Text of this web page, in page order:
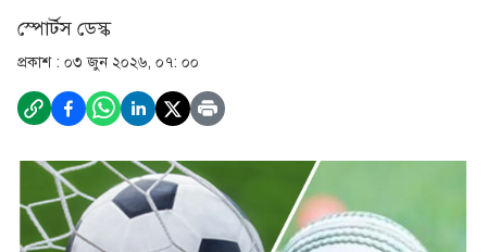
স্পোর্টস ডেস্ক
প্রকাশ : ০৩ জুন ২০২৬, ০৭: ০০